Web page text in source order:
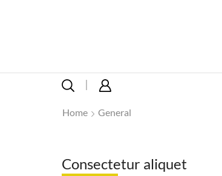
Home General
Consectetur aliquet